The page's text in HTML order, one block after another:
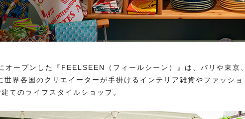
オープンした『FEELSEEN（フィールシーン）』は、パリや東京、
世界各国のクリエイーターが手掛けるインテリア雑貨やファッショ
てのライフスタイルショップ。